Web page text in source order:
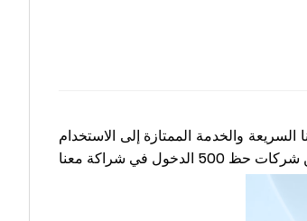
مكتبًا أو وكيلًا في الخارج. لقد أدت استجابتنا السريعة والخدمة الممتازة إلى الاستخدام